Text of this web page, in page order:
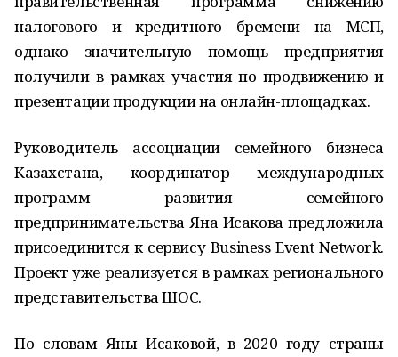
налогового и кредитного бремени на МСП,
однако значительную помощь предприятия
получили в рамках участия по продвижению и
презентации продукции на онлайн-площадках.
Руководитель ассоциации семейного бизнеса
Казахстана, координатор международных
программ развития семейного
предпринимательства Яна Исакова предложила
присоединится к сервису Business Event Network.
Проект уже реализуется в рамках регионального
представительства ШОС.
По словам Яны Исаковой, в 2020 году страны